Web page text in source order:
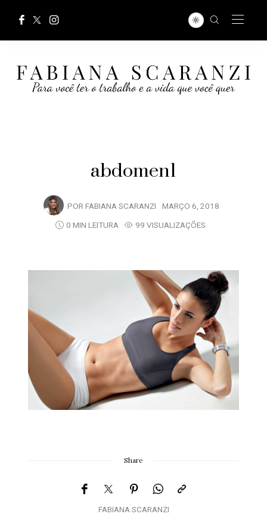
abdomen1
POR FABIANA SCARANZI MARÇO 6, 2018
0 MIN LEITURA
99 VISUALIZAÇÕES
Share
FABIANA SCARANZI